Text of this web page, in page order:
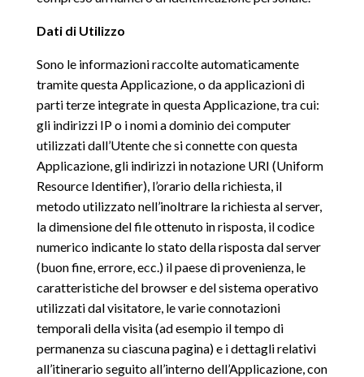
Dati di Utilizzo
Sono le informazioni raccolte automaticamente
tramite questa Applicazione, o da applicazioni di
parti terze integrate in questa Applicazione, tra cui:
gli indirizzi IP o i nomi a dominio dei computer
utilizzati dall’Utente che si connette con questa
Applicazione, gli indirizzi in notazione URI (Uniform
Resource Identifier), l’orario della richiesta, il
metodo utilizzato nell’inoltrare la richiesta al server,
la dimensione del file ottenuto in risposta, il codice
numerico indicante lo stato della risposta dal server
(buon fine, errore, ecc.) il paese di provenienza, le
caratteristiche del browser e del sistema operativo
utilizzati dal visitatore, le varie connotazioni
temporali della visita (ad esempio il tempo di
permanenza su ciascuna pagina) e i dettagli relativi
all’itinerario seguito all’interno dell’Applicazione, con